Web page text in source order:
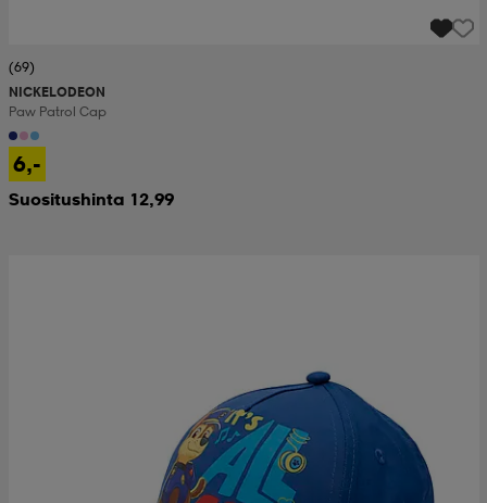
(69)
NICKELODEON
Paw Patrol Cap
6,-
Suositushinta 12,99